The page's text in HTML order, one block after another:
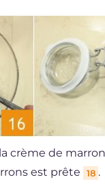
crème de
est prête
18 .